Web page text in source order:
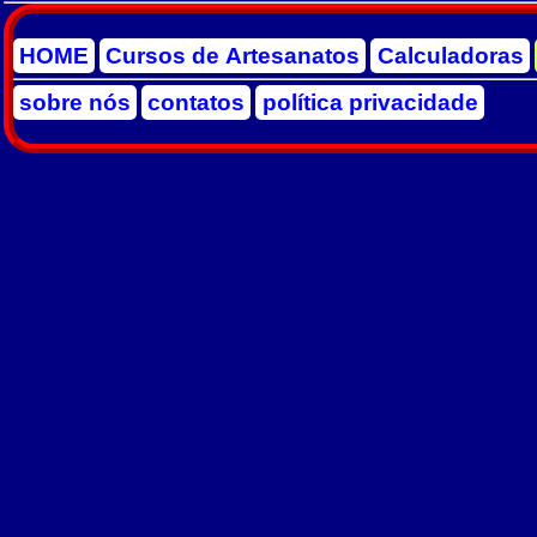
HOME Cursos de Artesanatos Calculadoras
sobre nós
contatos política privacidade